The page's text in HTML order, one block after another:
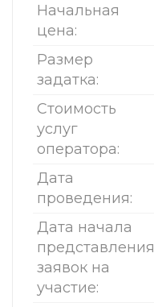
Начальная
цена:
Размер
задатка:
Стоимость
услуг
оператора:
Дата
проведения:
Дата начала
представления
заявок на
участие: